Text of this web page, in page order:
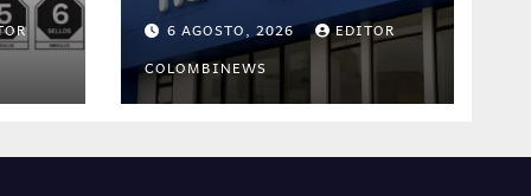
diagnóstico erróneo
de cáncer por
resultados de otra
persona
6 AGOSTO, 2026
EDITOR
COLOMBINEWS